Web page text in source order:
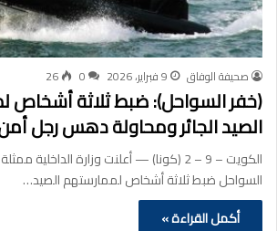
صحيفة الوفاق 9 فبراير، 2026 0
26
(خفر السواحل): ضبط ثلاثة أشخاص
الصيد الجائر ومحاولة دهس رجل
الكويت – 9 – 2 (كونا) — أعلنت وزارة الداخلية
السواحل ضبط ثلاثة أشخاص لممارستهم الصيد…
أكمل القراءة »